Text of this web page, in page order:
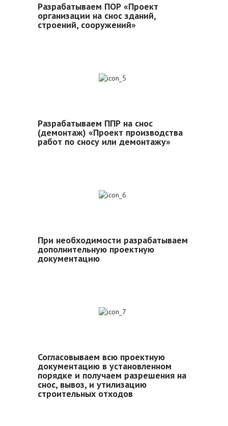
Разрабатываем ПОР «Проект
организации на снос зданий,
строений, сооружений»
Разрабатываем ППР на снос
(демонтаж) «Проект производства
работ по сносу или демонтажу»
При необходимости разрабатываем
дополнительную проектную
документацию
Согласовываем всю проектную
документацию в установленном
порядке и получаем разрешения на
снос, вывоз, и утилизацию
строительных отходов